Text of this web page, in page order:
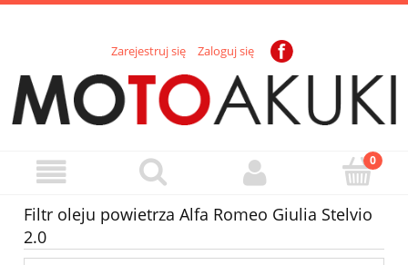
Zarejestruj się Zaloguj się
Filtr oleju powietrza Alfa Romeo Giulia Stelvio
2.0